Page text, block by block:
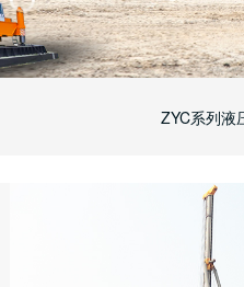
ZYC系列液